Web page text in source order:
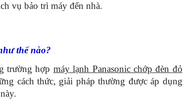
vụ bảo trì máy đến nhà.
thế nào?
trường hợp máy lạnh Panasonic chớp đèn đỏ
cách thức, giải pháp thường được áp dụng